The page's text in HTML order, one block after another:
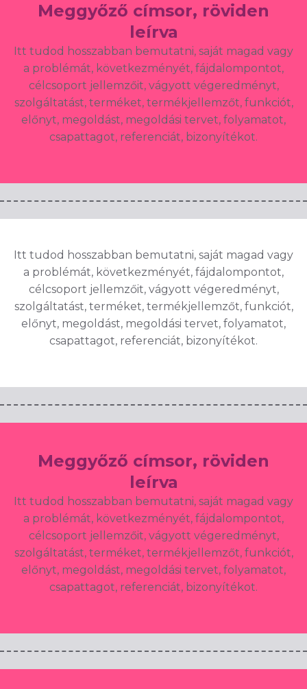
Meggyőző címsor, röviden
leírva
Itt tudod hosszabban bemutatni, saját magad vagy
a problémát, következményét, fájdalompontot,
célcsoport jellemzőit, vágyott végeredményt,
szolgáltatást, terméket, termékjellemzőt, funkciót,
előnyt, megoldást, megoldási tervet, folyamatot,
csapattagot, referenciát, bizonyítékot.
Itt tudod hosszabban bemutatni, saját magad vagy
a problémát, következményét, fájdalompontot,
célcsoport jellemzőit, vágyott végeredményt,
szolgáltatást, terméket, termékjellemzőt, funkciót,
előnyt, megoldást, megoldási tervet, folyamatot,
csapattagot, referenciát, bizonyítékot.
Meggyőző címsor, röviden
leírva
Itt tudod hosszabban bemutatni, saját magad vagy
a problémát, következményét, fájdalompontot,
célcsoport jellemzőit, vágyott végeredményt,
szolgáltatást, terméket, termékjellemzőt, funkciót,
előnyt, megoldást, megoldási tervet, folyamatot,
csapattagot, referenciát, bizonyítékot.